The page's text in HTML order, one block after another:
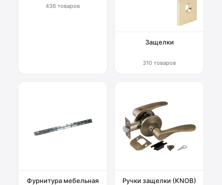
436 товаров
Защелки
310 товаров
Фурнитура мебельная Ручки защелки (KNOB)